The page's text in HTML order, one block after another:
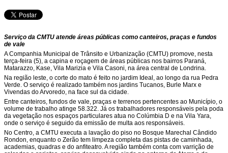
Serviço da CMTU atende áreas públicas como canteiros, praças e fundos
de vale
A Companhia Municipal de Trânsito e Urbanização (CMTU) promove, nesta
terça-feira (5), a capina e roçagem de áreas públicas nos bairros Paraná,
Matarazzo, Kase, Vila Marizia e Vila Casoni, na área central de Londrina.
Na região leste, o corte do mato é feito no jardim Ideal, ao longo da rua Pedra
Verde. O serviço é realizado também nos jardins Tucanos, Burle Marx e
Vivendas do Arvoredo, na face sul da cidade.
Entre canteiros, fundos de vale, praças e terrenos pertencentes ao Município, o
volume de trabalho atinge 58.322. Já os trabalhadores responsáveis pela poda
da vegetação nos espaços particulares atua no Colúmbia D e na Vila Yara,
onde o serviço é seguido da emissão de multa aos responsáveis.
No Centro, a CMTU executa a lavação do piso no Bosque Marechal Cândido
Rondon, enquanto o Zerão tem limpeza completa das pistas de caminhada,
academias, quadras e do anfiteatro. A região também conta com varrição de